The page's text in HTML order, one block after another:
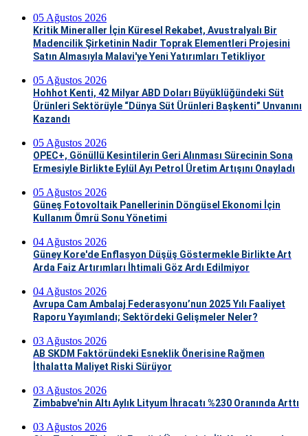
05 Ağustos 2026
Kritik Mineraller İçin Küresel Rekabet, Avustralyalı Bir
Madencilik Şirketinin Nadir Toprak Elementleri Projesini
Satın Almasıyla Malavi'ye Yeni Yatırımları Tetikliyor
05 Ağustos 2026
Hohhot Kenti, 42 Milyar ABD Doları Büyüklüğündeki Süt
Ürünleri Sektörüyle “Dünya Süt Ürünleri Başkenti” Unvanını
Kazandı
05 Ağustos 2026
OPEC+, Gönüllü Kesintilerin Geri Alınması Sürecinin Sona
Ermesiyle Birlikte Eylül Ayı Petrol Üretim Artışını Onayladı
05 Ağustos 2026
Güneş Fotovoltaik Panellerinin Döngüsel Ekonomi İçin
Kullanım Ömrü Sonu Yönetimi
04 Ağustos 2026
Güney Kore'de Enflasyon Düşüş Göstermekle Birlikte Art
Arda Faiz Artırımları İhtimali Göz Ardı Edilmiyor
04 Ağustos 2026
Avrupa Cam Ambalaj Federasyonu’nun 2025 Yılı Faaliyet
Raporu Yayımlandı; Sektördeki Gelişmeler Neler?
03 Ağustos 2026
AB SKDM Faktöründeki Esneklik Önerisine Rağmen
İthalatta Maliyet Riski Sürüyor
03 Ağustos 2026
Zimbabve'nin Altı Aylık Lityum İhracatı %230 Oranında Arttı
03 Ağustos 2026